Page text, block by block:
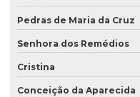
Pedras de Maria da Cruz
Senhora dos Remédios
Cristina
Conceição da Aparecida